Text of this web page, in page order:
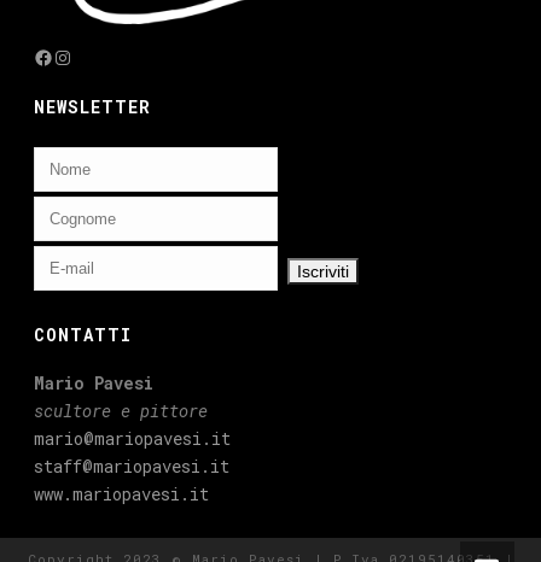
Facebook
Instagram
NEWSLETTER
CONTATTI
Mario Pavesi
scultore e pittore
mario@mariopavesi.it
staff@mariopavesi.it
www.mariopavesi.it